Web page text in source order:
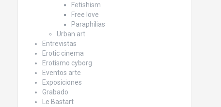
Fetishism
Free love
Paraphilias
Urban art
Entrevistas
Erotic cinema
Erotismo cyborg
Eventos arte
Exposiciones
Grabado
Le Bastart